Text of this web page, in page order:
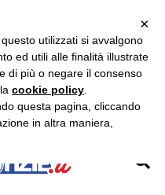
×
utilizzati si avvalgono
ed utili alle finalità illustrate
di più o negare il consenso
cookie policy
questa pagina, cliccando
in altra maniera,